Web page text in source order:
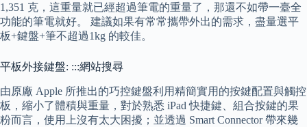
1,351 克，這重量就已經超過筆電的重量了，那還不如帶一臺全
功能的筆電就好。 建議如果有常常攜帶外出的需求，盡量選平
板+鍵盤+筆不超過1kg 的較佳。
平板外接鍵盤: :::網站搜尋
由原廠 Apple 所推出的巧控鍵盤利用精簡實用的按鍵配置與觸控
板，縮小了體積與重量，對於熟悉 iPad 快捷鍵、組合按鍵的果
粉而言，使用上沒有太大困擾；並透過 Smart Connector 帶來幾